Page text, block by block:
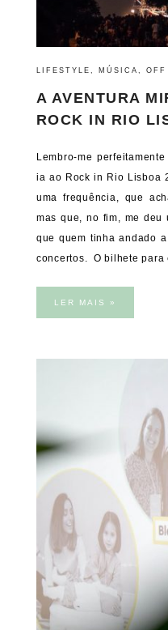
LIFESTYLE MÚSICA OFF
A AVENTURA
ROCK IN RIO
Lembro-me
ia ao Rock in Rio Lisboa
uma frequência, que
mas que, no fim, me deu
que quem tinha andado
concertos. O bilhete para
LER MAIS »